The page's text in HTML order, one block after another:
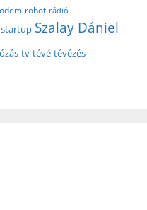
robot rádió
startup Szalay Dániel
tv tévé tévézés